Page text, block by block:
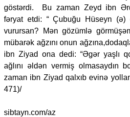
göstərdi. Bu zaman Zeyd ibn
fəryat etdi: “ Çubuğu Hüseyn (ə)
vurursan? Mən gözümlə
mübarək ağzını onun
ibn Ziyad ona dedi: “Əgər yaşlı
ağlını əldən vermiş olmasaydın
zaman ibn Ziyad qalxıb evinə
471)/
sibtayn.com/az